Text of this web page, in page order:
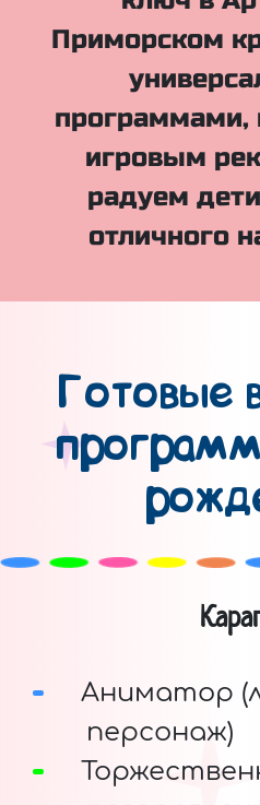
Приморском
программами,
игровым
радуем
отличного
Готовые
Аниматор
персонаж)